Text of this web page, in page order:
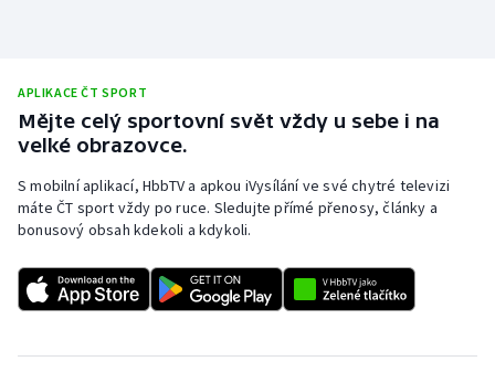
Ragby
Rychlobruslení
Rychlostní kanoistika
Short track
Sportovní střelba
APLIKACE ČT SPORT
Mějte celý sportovní svět vždy u sebe i na
velké obrazovce.
S mobilní aplikací, HbbTV a apkou iVysílání ve své chytré televizi
máte ČT sport vždy po ruce. Sledujte přímé přenosy, články a
bonusový obsah kdekoli a kdykoli.